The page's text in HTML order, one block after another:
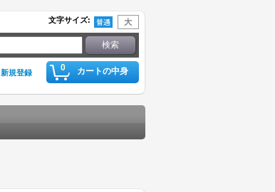
文字サイズ:
0 カートの中身
新規登録